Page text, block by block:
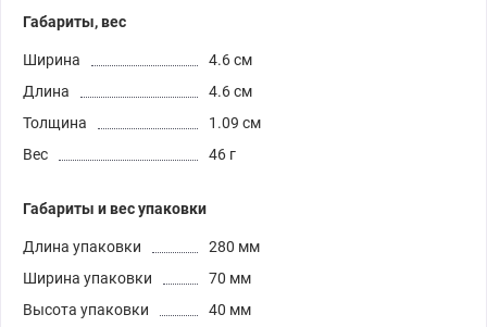
Габариты, вес
Ширина
4.6 см
Длина
4.6 см
Толщина
1.09 см
Вес
46 г
Габариты и вес упаковки
Длина упаковки
280 мм
Ширина упаковки
70 мм
Высота упаковки
40 мм